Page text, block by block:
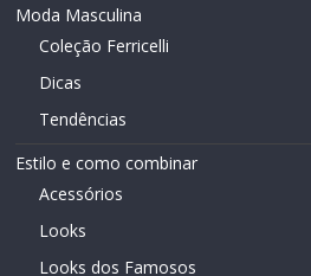
Moda Masculina
Coleção Ferricelli
Dicas
Tendências
Estilo e como combinar
Acessórios
Looks
Looks dos Famosos